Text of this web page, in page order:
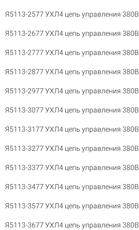
Я5113-2577 УХЛ4 цепь управления 380В
Я5113-2677 УХЛ4 цепь управления 380В
Я5113-2777 УХЛ4 цепь управления 380В
Я5113-2877 УХЛ4 цепь управления 380В
Я5113-2977 УХЛ4 цепь управления 380В
Я5113-3077 УХЛ4 цепь управления 380В
Я5113-3177 УХЛ4 цепь управления 380В
Я5113-3277 УХЛ4 цепь управления 380В
Я5113-3377 УХЛ4 цепь управления 380В
Я5113-3477 УХЛ4 цепь управления 380В
Я5113-3577 УХЛ4 цепь управления 380В
Я5113-3677 УХЛ4 цепь управления 380В